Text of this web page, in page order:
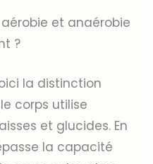
et anaérobie
?
la distinction
corps utilise
et glucides. En
la capacité